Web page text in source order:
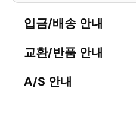
입금/배송 안내
교환/반품 안내
A/S 안내